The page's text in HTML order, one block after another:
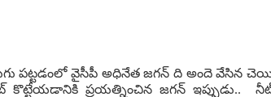
పట్టడంలో వైసీపీ అధినేత జగన్ ది అందె వేసిన
కొట్టేయడానికి ప్రయత్నించిన జగన్ ఇప్పుడు..